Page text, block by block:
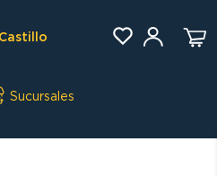
Sucursales